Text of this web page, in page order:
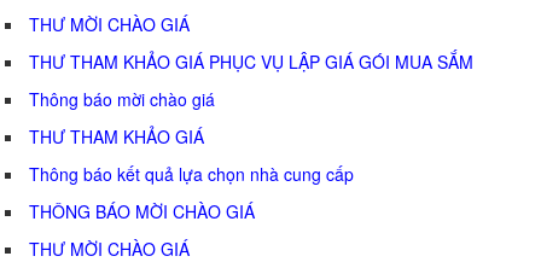
THƯ MỜI CHÀO GIÁ
THƯ THAM KHẢO GIÁ PHỤC VỤ LẬP GIÁ GÓI MUA SẮM
Thông báo mời chào giá
THƯ THAM KHẢO GIÁ
Thông báo kết quả lựa chọn nhà cung cấp
THÔNG BÁO MỜI CHÀO GIÁ
THƯ MỜI CHÀO GIÁ